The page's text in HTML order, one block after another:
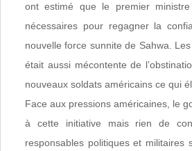
ont estimé que le premier
nécessaires pour regagner la
nouvelle force sunnite de Sahwa.
était aussi mécontente de
nouveaux soldats américains ce qui
Face aux pressions américaines, le
à cette initiative mais rien de
responsables politiques et